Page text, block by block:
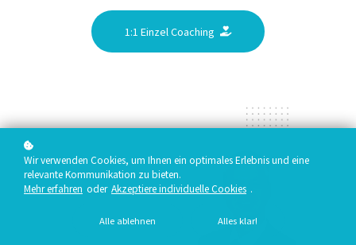
1:1 Einzel Coaching
Wir verwenden Cookies, um Ihnen ein optimales Erlebnis und eine
relevante Kommunikation zu bieten.
Mehr erfahren oder Akzeptiere individuelle Cookies .
Alle ablehnen Alles klar!